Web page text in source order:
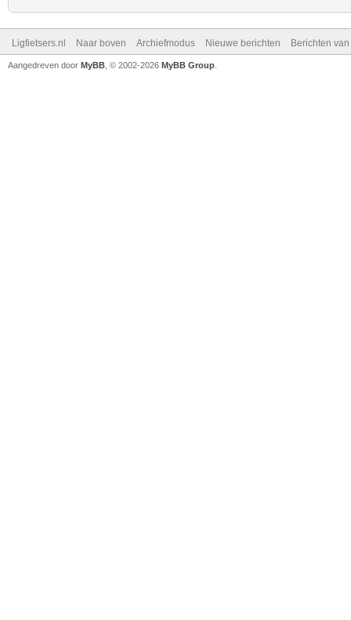
Ligfietsers.nl Naar boven Archiefmodus Nieuwe berichten Berichten
Aangedreven door MyBB , © 2002-2026 MyBB Group